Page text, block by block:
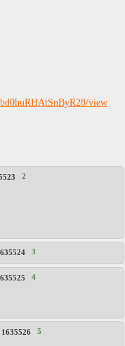
view
2
3
4
1635526 5